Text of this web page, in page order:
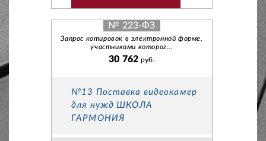
№ 223-ФЗ
Запрос котировок в электронной форме,
участниками которог...
30 762руб.
№13 Поставка видеокамер
для нужд ШКОЛА
ГАРМОНИЯ